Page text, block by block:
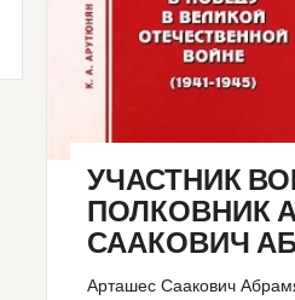
УЧАСТНИК
ПОЛКОВНИК
СААКОВИЧ
Арташес Саакович